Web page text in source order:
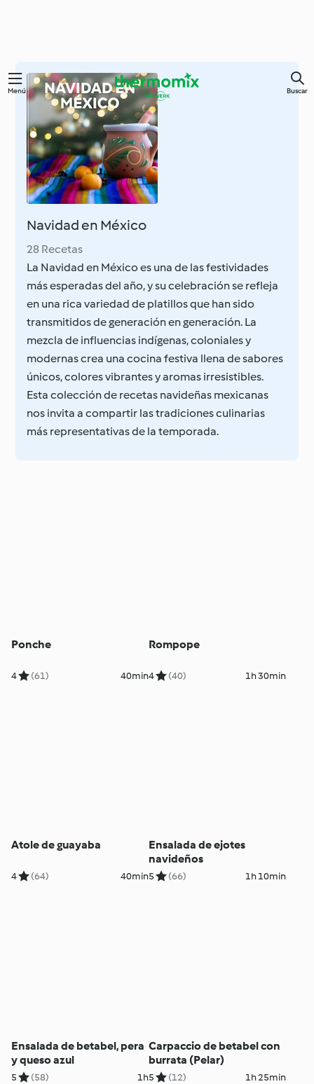
principal
Menú Buscar
Navidad en México
28 Recetas
La Navidad en México es una de las festividades
más esperadas del año, y su celebración se refleja
en una rica variedad de platillos que han sido
transmitidos de generación en generación. La
mezcla de influencias indígenas, coloniales y
modernas crea una cocina festiva llena de sabores
únicos, colores vibrantes y aromas irresistibles.
Esta colección de recetas navideñas mexicanas
nos invita a compartir las tradiciones culinarias
más representativas de la temporada.
Ponche
4 (61) 40min
Rompope
4 (40) 1h 30min
Atole de guayaba
4 (64) 40min
Ensalada de ejotes
navideños
5 (66) 1h 10min
Ensalada de betabel, pera
y queso azul
5 (58) 1h
Carpaccio de betabel con
burrata (Pelar)
5 (12) 1h 25min